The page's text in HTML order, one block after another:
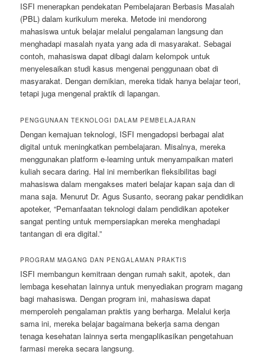
ISFI menerapkan pendekatan Pembelajaran Berbasis Masalah
(PBL) dalam kurikulum mereka. Metode ini mendorong
mahasiswa untuk belajar melalui pengalaman langsung dan
menghadapi masalah nyata yang ada di masyarakat. Sebagai
contoh, mahasiswa dapat dibagi dalam kelompok untuk
menyelesaikan studi kasus mengenai penggunaan obat di
masyarakat. Dengan demikian, mereka tidak hanya belajar teori,
tetapi juga mengenal praktik di lapangan.
PENGGUNAAN TEKNOLOGI DALAM PEMBELAJARAN
Dengan kemajuan teknologi, ISFI mengadopsi berbagai alat
digital untuk meningkatkan pembelajaran. Misalnya, mereka
menggunakan platform e-learning untuk menyampaikan materi
kuliah secara daring. Hal ini memberikan fleksibilitas bagi
mahasiswa dalam mengakses materi belajar kapan saja dan di
mana saja. Menurut Dr. Agus Susanto, seorang pakar pendidikan
apoteker, “Pemanfaatan teknologi dalam pendidikan apoteker
sangat penting untuk mempersiapkan mereka menghadapi
tantangan di era digital.”
PROGRAM MAGANG DAN PENGALAMAN PRAKTIS
ISFI membangun kemitraan dengan rumah sakit, apotek, dan
lembaga kesehatan lainnya untuk menyediakan program magang
bagi mahasiswa. Dengan program ini, mahasiswa dapat
memperoleh pengalaman praktis yang berharga. Melalui kerja
sama ini, mereka belajar bagaimana bekerja sama dengan
tenaga kesehatan lainnya serta mengaplikasikan pengetahuan
farmasi mereka secara langsung.